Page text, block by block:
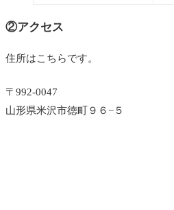
②アクセス
住所はこちらです。
〒992-0047
山形県米沢市徳町９６−５